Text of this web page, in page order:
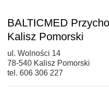
BALTICMED
Kalisz Pomorski
ul. Wolności 14
78-540 Kalisz Pomorski
tel. 606 306 227